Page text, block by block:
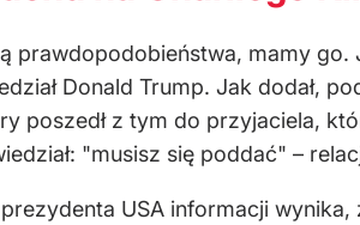
prawdopodobieństwa, mamy
Donald Trump. Jak dodał,
poszedł z tym do przyjaciela,
"musisz się poddać" –
USA informacji